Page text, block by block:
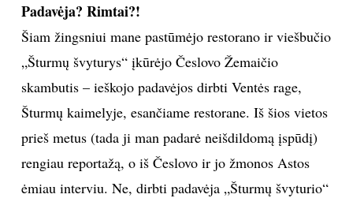
VIRTUVĖ
RECEPTAI
NELAIMĖS
Padavėja? Rimtai?!
Šiam žingsniui mane pastūmėjo restorano ir viešbučio
„Šturmų švyturys“ įkūrėjo Česlovo Žemaičio
skambutis – ieškojo padavėjos dirbti Ventės rage,
Šturmų kaimelyje, esančiame restorane. Iš šios vietos
prieš metus (tada ji man padarė neišdildomą įspūdį)
rengiau reportažą, o iš Česlovo ir jo žmonos Astos
ėmiau interviu. Ne, dirbti padavėja „Šturmų švyturio“